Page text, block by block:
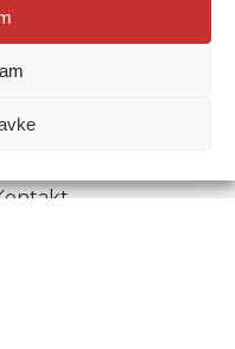
navođenje izvora.